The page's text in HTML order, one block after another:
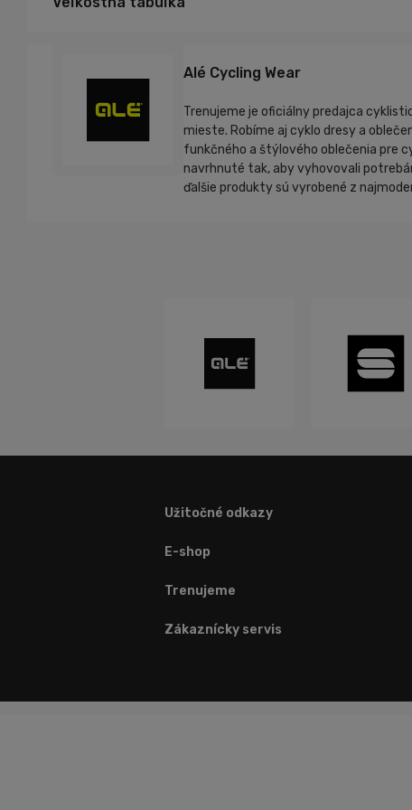
fialová
Alé Cycling Wear
Trenujeme je oficiálny predajca
mieste. Robíme aj cyklo dresy a
funkčného a štýlového oblečenia pre
navrhnuté tak, aby vyhovovali
ďalšie produkty sú vyrobené z
Užitočné odkazy
E-shop
Trenujeme
Zákaznícky servis